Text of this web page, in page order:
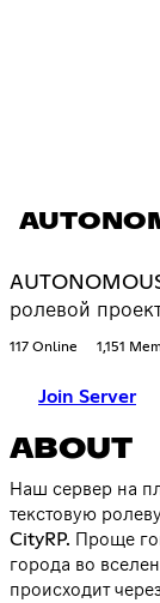
ролевой
117 Online 1,151
Join Server
ABOUT
Наш сервер на
текстовую
CityRP. Проще
города во
происходит